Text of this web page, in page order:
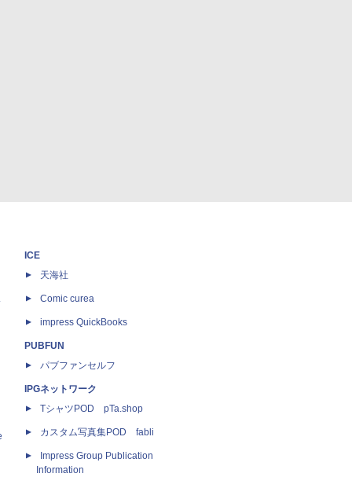
ICE
天海社
Comic curea
impress QuickBooks
PUBFUN
パブファンセルフ
IPGネットワーク
TシャツPOD pTa.shop
カスタム写真集POD fabli
Impress Group Publication
Information